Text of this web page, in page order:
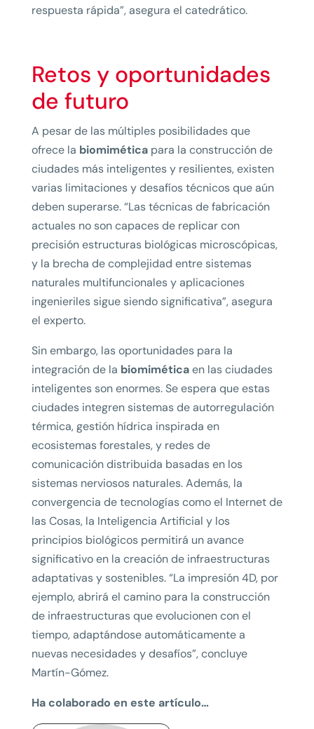
respuesta rápida”, asegura el catedrático.
Retos y oportunidades
de futuro
A pesar de las múltiples posibilidades que
ofrece la biomiméticapara la construcción de
ciudades más inteligentes y resilientes, existen
varias limitaciones y desafíos técnicos que aún
deben superarse. “Las técnicas de fabricación
actuales no son capaces de replicar con
precisión estructuras biológicas microscópicas,
y la brecha de complejidad entre sistemas
naturales multifuncionales y aplicaciones
ingenieriles sigue siendo significativa”, asegura
el experto.
Sin embargo, las oportunidades para la
integración de la biomiméticaen las ciudades
inteligentes son enormes. Se espera que estas
ciudades integren sistemas de autorregulación
térmica, gestión hídrica inspirada en
ecosistemas forestales, y redes de
comunicación distribuida basadas en los
sistemas nerviosos naturales. Además, la
convergencia de tecnologías como el Internet de
las Cosas, la Inteligencia Artificial y los
principios biológicos permitirá un avance
significativo en la creación de infraestructuras
adaptativas y sostenibles. “La impresión 4D, por
ejemplo, abrirá el camino para la construcción
de infraestructuras que evolucionen con el
tiempo, adaptándose automáticamente a
nuevas necesidades y desafíos”, concluye
Martín-Gómez.
Ha colaborado en este artículo…